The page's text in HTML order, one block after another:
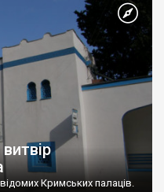
Кримських палаців.